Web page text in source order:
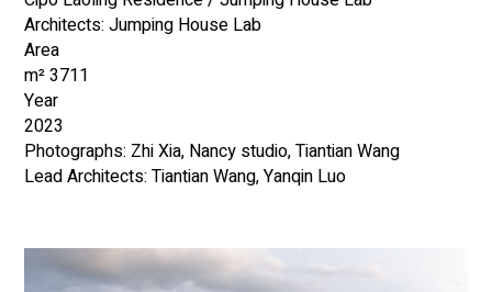
Architects: Jumping House Lab
Area
3711 m²
Year
2023
Photographs: Zhi Xia, Nancy studio, Tiantian Wang
Lead Architects: Tiantian Wang, Yanqin Luo